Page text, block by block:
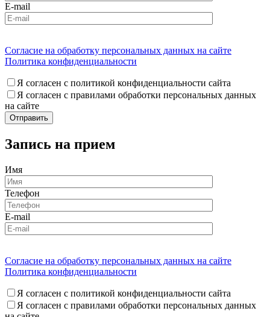
E-mail
Согласие на обработку персональных данных на сайте
Политика конфиденциальности
Я согласен с политикой конфиденциальности сайта
Я согласен с правилами обработки персональных данных
на сайте
Запись на прием
Имя
Телефон
E-mail
Согласие на обработку персональных данных на сайте
Политика конфиденциальности
Я согласен с политикой конфиденциальности сайта
Я согласен с правилами обработки персональных данных